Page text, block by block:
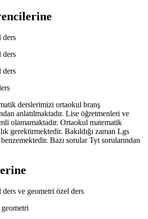
ders
ders
ders
derslerimizi ortaokul branş
anlatılmaktadır. Lise öğretmenleri ve
olamamaktadır. Ortaokul matematik
gerektirmektedir. Bakıldığı zaman Lgs
Bazı sorular Tyt sorularından
ders ve geometri özel ders
geometri